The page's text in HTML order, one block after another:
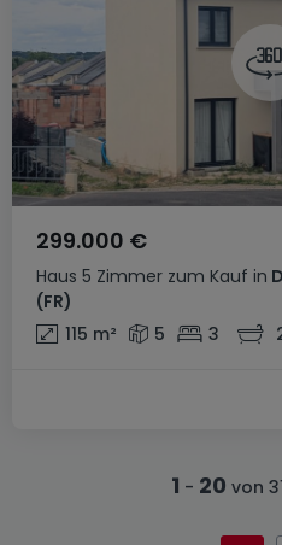
Haus 5 Zimmer zum Kauf in
(FR)
299.000 €
115 m² 5 3
1 - 20 von